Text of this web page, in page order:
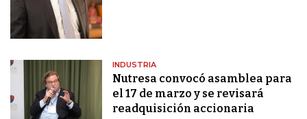
INDUSTRIA
Nutresa convocó asamblea para
el 17 de marzo y se revisará
readquisición accionaria